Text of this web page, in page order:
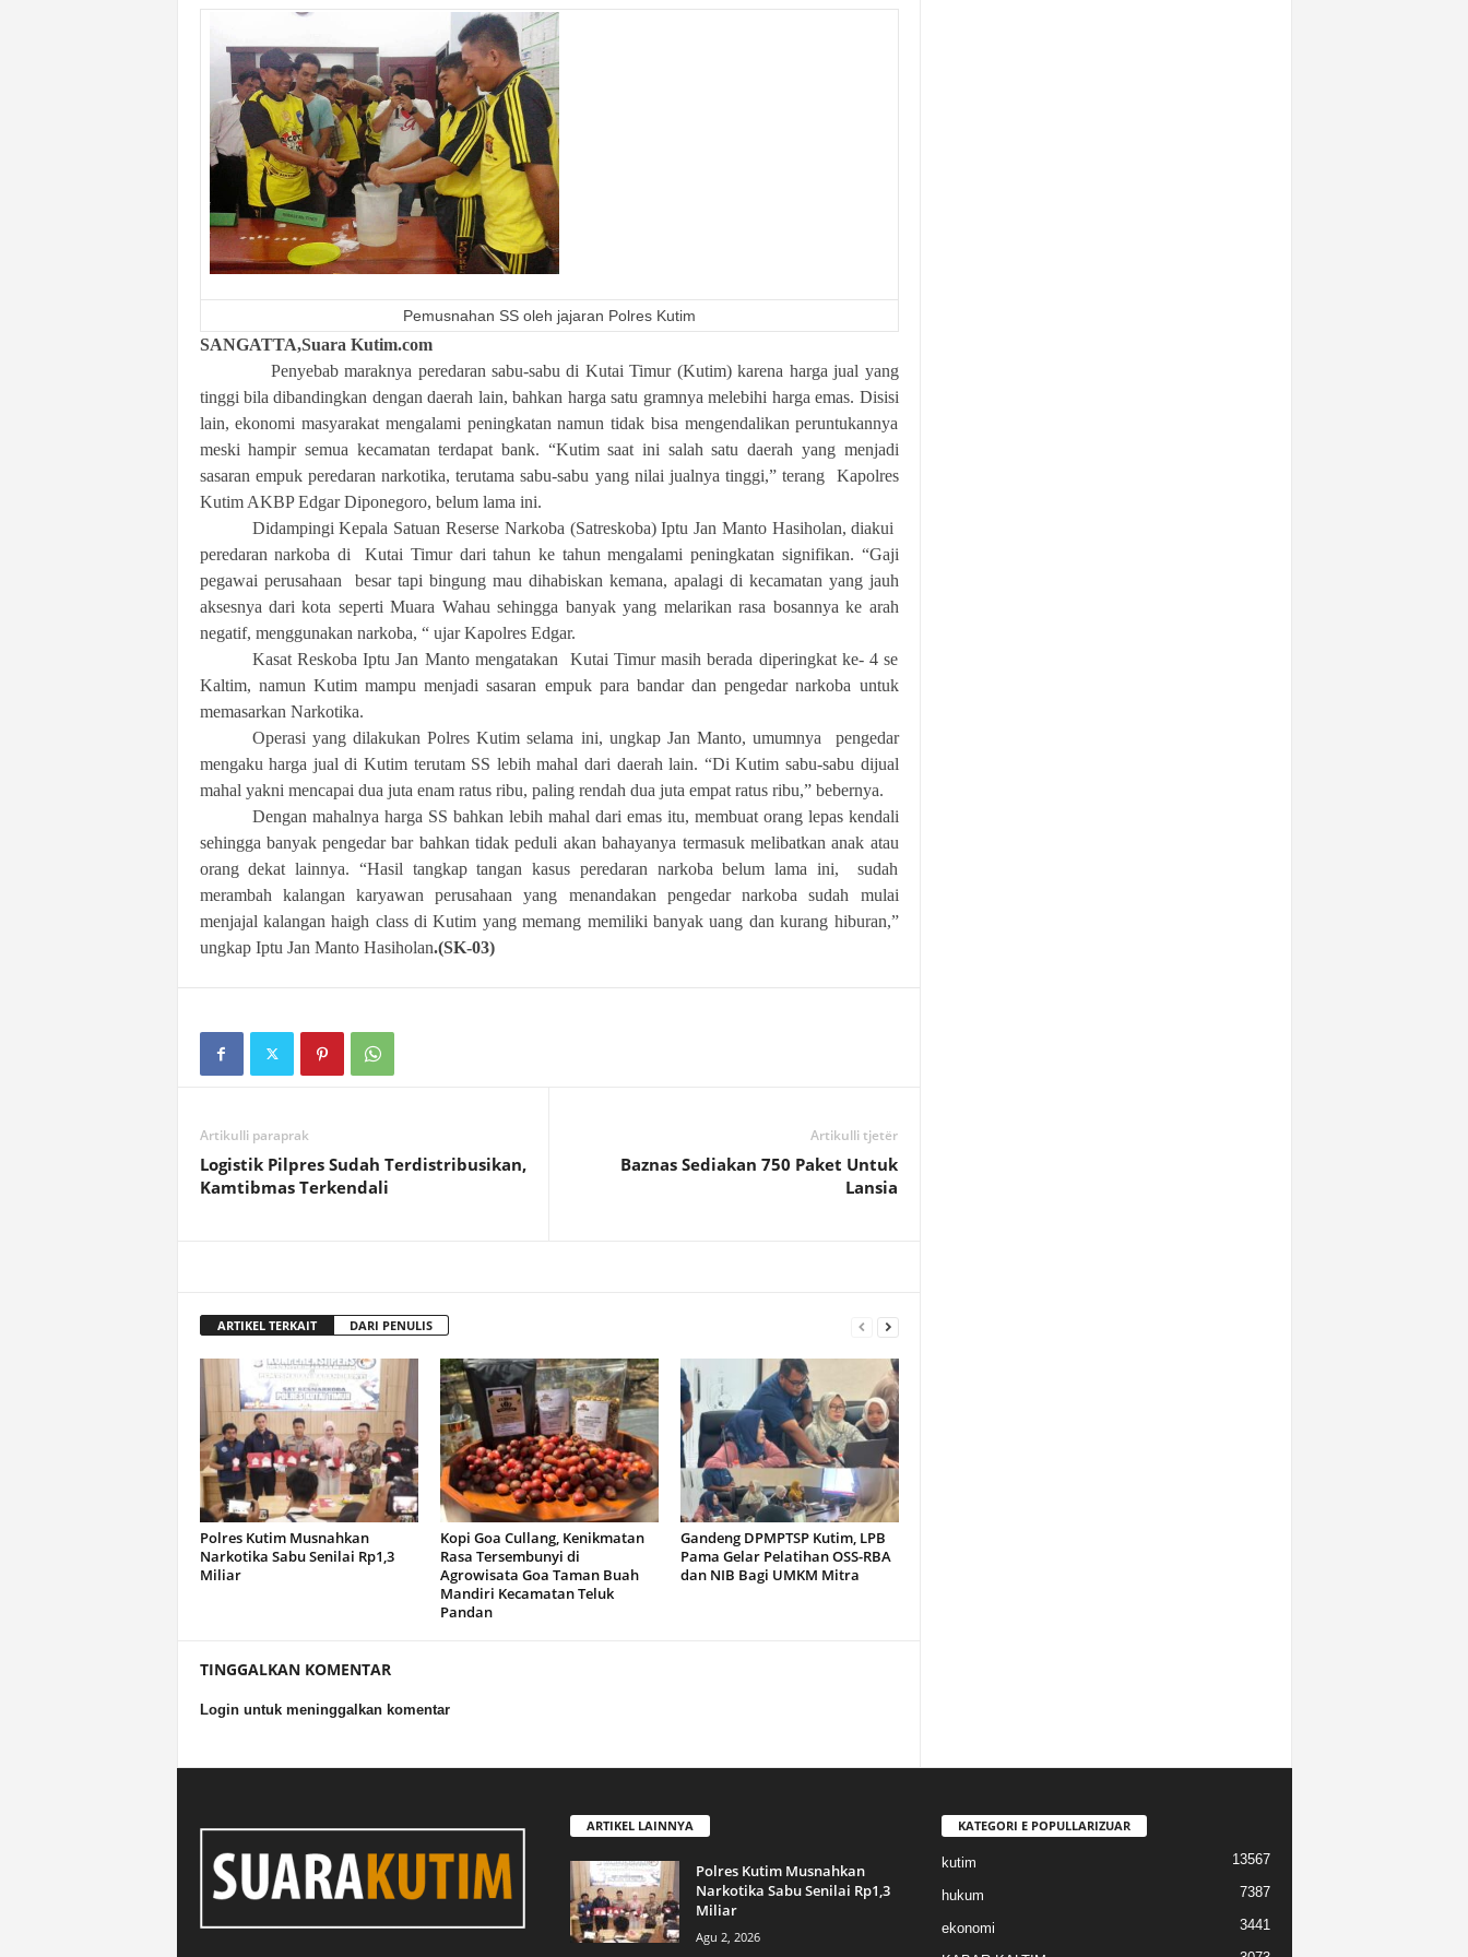
Pemusnahan SS oleh jajaran Polres Kutim
SANGATTA,Suara Kutim.com
Penyebab maraknya peredaran sabu-sabu di Kutai Timur (Kutim) karena harga jual yang
tinggi bila dibandingkan dengan daerah lain, bahkan harga satu gramnya melebihi harga emas. Disisi
lain, ekonomi masyarakat mengalami peningkatan namun tidak bisa mengendalikan peruntukannya
meski hampir semua kecamatan terdapat bank. “Kutim saat ini salah satu daerah yang menjadi
sasaran empuk peredaran narkotika, terutama sabu-sabu yang nilai jualnya tinggi,” terang Kapolres
Kutim AKBP Edgar Diponegoro, belum lama ini.
Didampingi Kepala Satuan Reserse Narkoba (Satreskoba) Iptu Jan Manto Hasiholan, diakui
peredaran narkoba di Kutai Timur dari tahun ke tahun mengalami peningkatan signifikan. “Gaji
pegawai perusahaan besar tapi bingung mau dihabiskan kemana, apalagi di kecamatan yang jauh
aksesnya dari kota seperti Muara Wahau sehingga banyak yang melarikan rasa bosannya ke arah
negatif, menggunakan narkoba, “ ujar Kapolres Edgar.
Kasat Reskoba Iptu Jan Manto mengatakan Kutai Timur masih berada diperingkat ke- 4 se
Kaltim, namun Kutim mampu menjadi sasaran empuk para bandar dan pengedar narkoba untuk
memasarkan Narkotika.
Operasi yang dilakukan Polres Kutim selama ini, ungkap Jan Manto, umumnya pengedar
mengaku harga jual di Kutim terutam SS lebih mahal dari daerah lain. “Di Kutim sabu-sabu dijual
mahal yakni mencapai dua juta enam ratus ribu, paling rendah dua juta empat ratus ribu,” bebernya.
Dengan mahalnya harga SS bahkan lebih mahal dari emas itu, membuat orang lepas kendali
sehingga banyak pengedar bar bahkan tidak peduli akan bahayanya termasuk melibatkan anak atau
orang dekat lainnya. “Hasil tangkap tangan kasus peredaran narkoba belum lama ini, sudah
merambah kalangan karyawan perusahaan yang menandakan pengedar narkoba sudah mulai
menjajal kalangan haigh class di Kutim yang memang memiliki banyak uang dan kurang hiburan,”
ungkap Iptu Jan Manto Hasiholan.(SK-03)
Artikulli paraprak
Logistik Pilpres Sudah Terdistribusikan,
Kamtibmas Terkendali
Artikulli tjetër
Baznas Sediakan 750 Paket Untuk
Lansia
ARTIKEL TERKAIT DARI PENULIS
Polres Kutim Musnahkan
Narkotika Sabu Senilai Rp1,3
Miliar
Kopi Goa Cullang, Kenikmatan
Rasa Tersembunyi di
Agrowisata Goa Taman Buah
Mandiri Kecamatan Teluk
Pandan
Gandeng DPMPTSP Kutim, LPB
Pama Gelar Pelatihan OSS-RBA
dan NIB Bagi UMKM Mitra
TINGGALKAN KOMENTAR
Login untuk meninggalkan komentar
ARTIKEL LAINNYA
Polres Kutim Musnahkan
Narkotika Sabu Senilai Rp1,3
Miliar
Agu 2, 2026
KATEGORI E POPULLARIZUAR
kutim 13567
hukum 7387
ekonomi 3441